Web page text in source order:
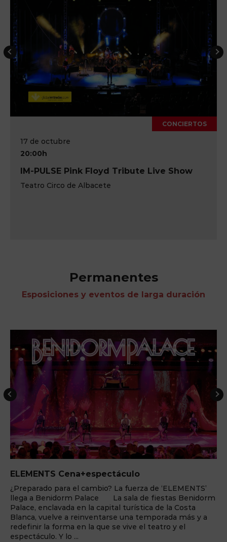
17 de octubre
20:00h
IM-PULSE Pink Floyd Tribute Live Show
Teatro Circo de Albacete
CONCIERTOS
Permanentes
Esposiciones y eventos de larga duración
ELEMENTS Cena+espectáculo
¿Preparado para el cambio? La fuerza de ‘ELEMENTS’
llega a Benidorm Palace La sala de fiestas Benidorm
Palace, enclavada en la capital turística de la Costa
Blanca, vuelve a reinventarse una temporada más y a
redefinir la forma en la que se vive el teatro y el
espectáculo. Y lo ...